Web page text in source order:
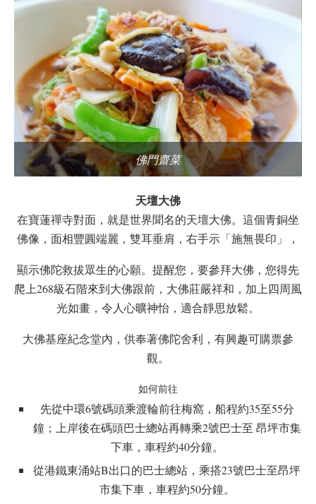
佛門齋菜
天壇大佛
在寶蓮禪寺對面，就是世界聞名的天壇大佛。這個青銅坐
佛像，面相豐圓端麗，雙耳垂肩，右手示「施無畏印」，
顯示佛陀救拔眾生的心願。提醒您，要參拜大佛，您得先
爬上268級石階來到大佛跟前，大佛莊嚴祥和，加上四周風
光如畫，令人心曠神怡，適合靜思放鬆。
大佛基座紀念堂內，供奉著佛陀舍利，有興趣可購票參
觀。
如何前往
先從中環6號碼頭乘渡輪前往梅窩，船程約35至55分
鐘；上岸後在碼頭巴士總站再轉乘2號巴士至 昂坪市集
下車，車程約40分鐘。
從港鐵東涌站B出口的巴士總站，乘搭23號巴士至昂坪
市集下車，車程約50分鐘。